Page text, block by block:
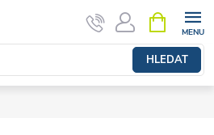
HLEDAT